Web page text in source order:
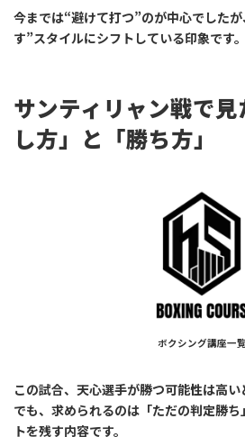
今までは“避けて打つ”のが中心でした
す”スタイルにシフトしている印象です。
サンティリャン戦で
し方」と「勝ち方」
ボクシング講座一覧
この試合、天心選手が勝つ可能性は高い
でも、求められるのは「ただの判定勝ち
トを残す内容です。